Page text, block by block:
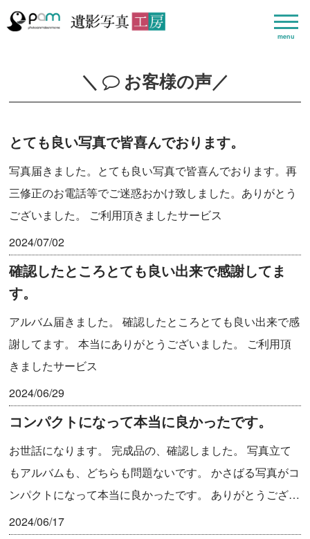
menu
＼ お客様の声／
とても良い写真で皆喜んでおります。
写真届きました。とても良い写真で皆喜んでおります。再
三修正のお電話等でご迷惑おかけ致しました。ありがとう
ございました。 ご利用頂きましたサービス
2024/07/02
確認したところとても良い出来で感謝してま
す。
アルバム届きました。 確認したところとても良い出来で感
謝してます。 本当にありがとうございました。 ご利用頂
きましたサービス
2024/06/29
コンパクトになって本当に良かったです。
お世話になります。 完成品の、確認しました。 写真立て
もアルバムも、どちらも問題ないです。 かさばる写真がコ
ンパクトになって本当に良かったです。 ありがとうござ…
2024/06/17